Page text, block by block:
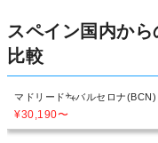
スペイン国内か
比較
マドリード バルセロナ(BCN)
¥30,190〜